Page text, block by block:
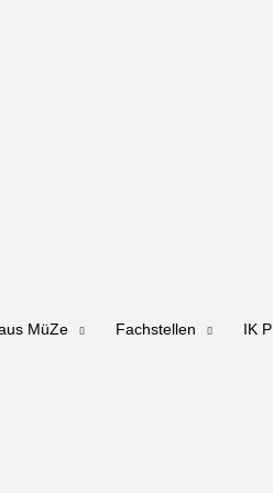
MüZe Fachstellen IK